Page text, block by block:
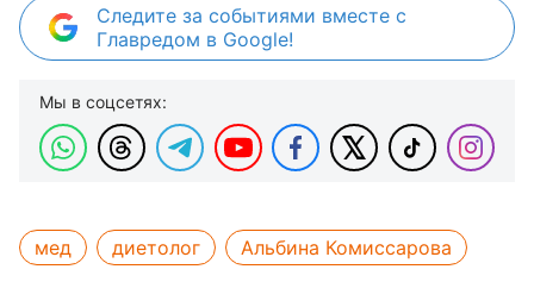
Следите за событиями вместе с
Главредом в Google!
Мы в соцсетях:
мед диетолог Альбина Комиссарова